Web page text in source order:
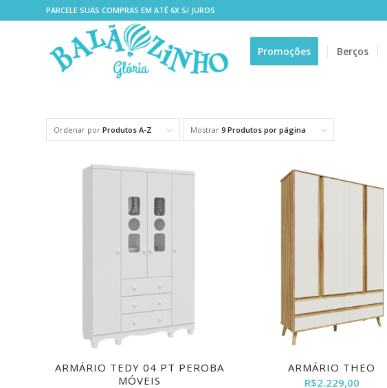
PARCELE SUAS COMPRAS EM ATÉ 6X S/ JUROS
Promoções Berços
Ordenar por Produtos A-Z Mostrar 9 Produtos por página
ARMÁRIO TEDY 04 PT PEROBA
MÓVEIS
ARMÁRIO THEO
R$2.229,00